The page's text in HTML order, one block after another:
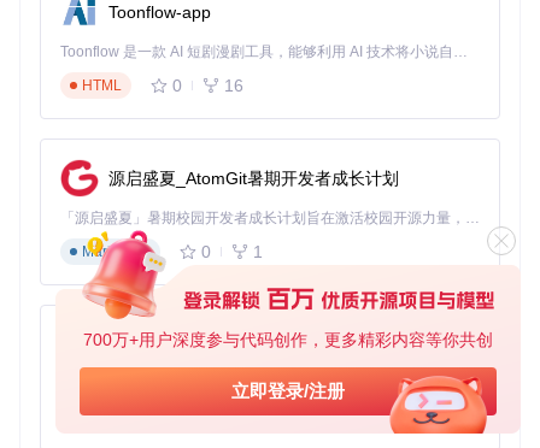
700万+用户深度参与代码创作，更多精彩内容等你共创
立即登录/注册
Web管理界面：http://localhost:3000（交易策略配置与监
控）
数据监控面板：http://localhost:8000/docs（API文档与测试
工具）
首次访问时，建议验证核心功能是否正常运行，包括界面加
载、数据同步和分析任务创建等基础操作。
三、智能分析工作流：从数据到决策的全流程解
3.1 数据分析师智能体：多维度市场情报收集
续分析提供高质量数据基础。其核心功能包括市场技术指标分
析、社交媒体情绪追踪、宏观经济趋势评估和公司财务表现分
Toonflow-app
Toonflow 是一款 AI 短剧漫剧工具，能够利用 AI 技术将小说自动转化为剧本，并结合 AI 生成的图片和视频，实现高效的短剧创作。借助 Toonflow，可以轻松完成从文字到影像的全流程，让短剧制作变得更加智能与便捷。
HTML
0 16
源启盛夏_AtomGit暑期开发者成长计划
「源启盛夏」暑期校园开发者成长计划旨在激活校园开源力量，通过积分激励、认证扶持、资源倾斜等形式，引导高校组织和开发者完成「入驻 — 建项目 — 做贡献 — 获认证 — 得资源」的完整闭环。无论你是想带领社团入驻平台的组织者，还是希望用代码贡献证明自己的开发者，都能在这里找到属于你的成长路径。
Markdown
0 1
AionUi
免费、本地、开源的 24/7 全天候 Cowork 应用，以及适用于 Gemini CLI、Claude Code、Codex、OpenCode、Qwen Code、Goose CLI、Auggie 等的 OpenClaw | 🌟 喜欢就点star吧
TypeScript
0 6